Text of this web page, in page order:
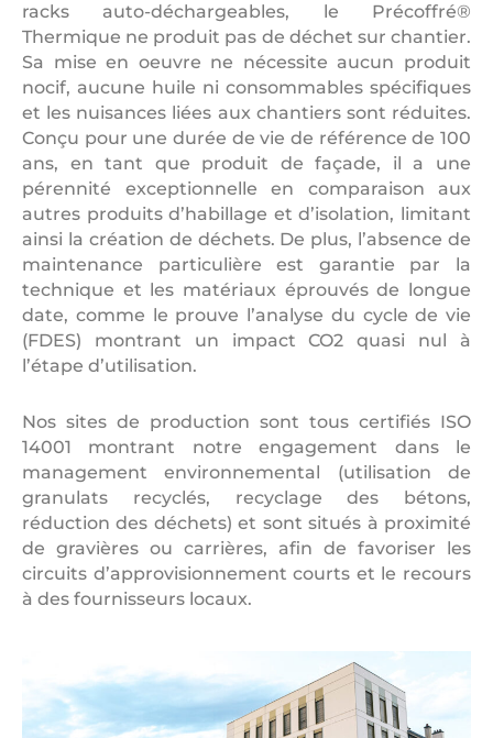
racks auto-déchargeables, le Précoffré®
Thermique ne produit pas de déchet sur chantier.
Sa mise en oeuvre ne nécessite aucun produit
nocif, aucune huile ni consommables spécifiques
et les nuisances liées aux chantiers sont réduites.
Conçu pour une durée de vie de référence de 100
ans, en tant que produit de façade, il a une
pérennité exceptionnelle en comparaison aux
autres produits d’habillage et d’isolation, limitant
ainsi la création de déchets. De plus, l’absence de
maintenance particulière est garantie par la
technique et les matériaux éprouvés de longue
date, comme le prouve l’analyse du cycle de vie
(FDES) montrant un impact CO2 quasi nul à
l’étape d’utilisation.
Nos sites de production sont tous certifiés ISO
14001 montrant notre engagement dans le
management environnemental (utilisation de
granulats recyclés, recyclage des bétons,
réduction des déchets) et sont situés à proximité
de gravières ou carrières, afin de favoriser les
circuits d’approvisionnement courts et le recours
à des fournisseurs locaux.